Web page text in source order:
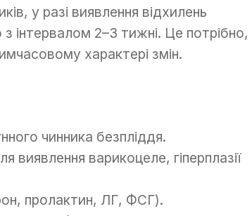
у разі виявлення відхилень
інтервалом 2–3 тижні. Це
характері змін.
чинника безпліддя.
варикоцеле, гіперплазії
пролактин, ЛГ, ФСГ).